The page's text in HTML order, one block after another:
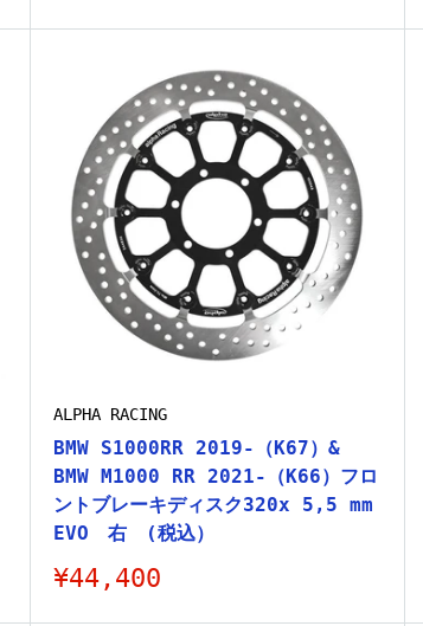
価
ALPHA RACING
BMW S1000RR 2019-（K67）&
BMW M1000 RR 2021-（K66）フロ
ントブレーキディスク320x 5,5 mm
EVO 右 (税込）
販
¥44,400